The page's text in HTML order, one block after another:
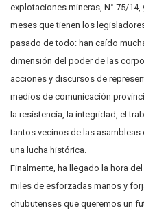
explotaciones mineras, N° 75/
meses que tienen los
pasado de todo: han caído
dimensión del poder de las
acciones y discursos de
medios de comunicación
la resistencia, la integridad, el
tantos vecinos de las asambleas
una lucha histórica.
Finalmente, ha llegado la hora
miles de esforzadas manos y
chubutenses que queremos un